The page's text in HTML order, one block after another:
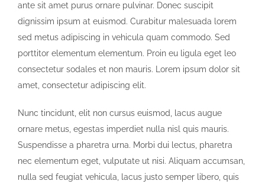
ante sit amet purus ornare pulvinar. Donec suscipit
dignissim ipsum at euismod. Curabitur malesuada lorem
sed metus adipiscing in vehicula quam commodo. Sed
porttitor elementum elementum. Proin eu ligula eget leo
consectetur sodales et non mauris. Lorem ipsum dolor sit
amet, consectetur adipiscing elit.
Nunc tincidunt, elit non cursus euismod, lacus augue
ornare metus, egestas imperdiet nulla nisl quis mauris.
Suspendisse a pharetra urna. Morbi dui lectus, pharetra
nec elementum eget, vulputate ut nisi. Aliquam accumsan,
nulla sed feugiat vehicula, lacus justo semper libero, quis